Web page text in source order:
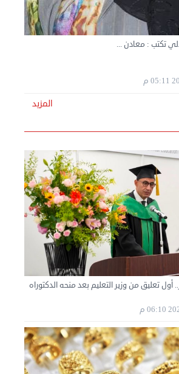
وتركيب ...
وتركيب ...
تكتب : معادن ...
المزيد
تعليق من وزير التعليم بعد منحه الدكتوراه